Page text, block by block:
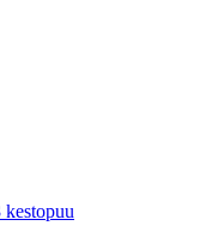
kestopuu